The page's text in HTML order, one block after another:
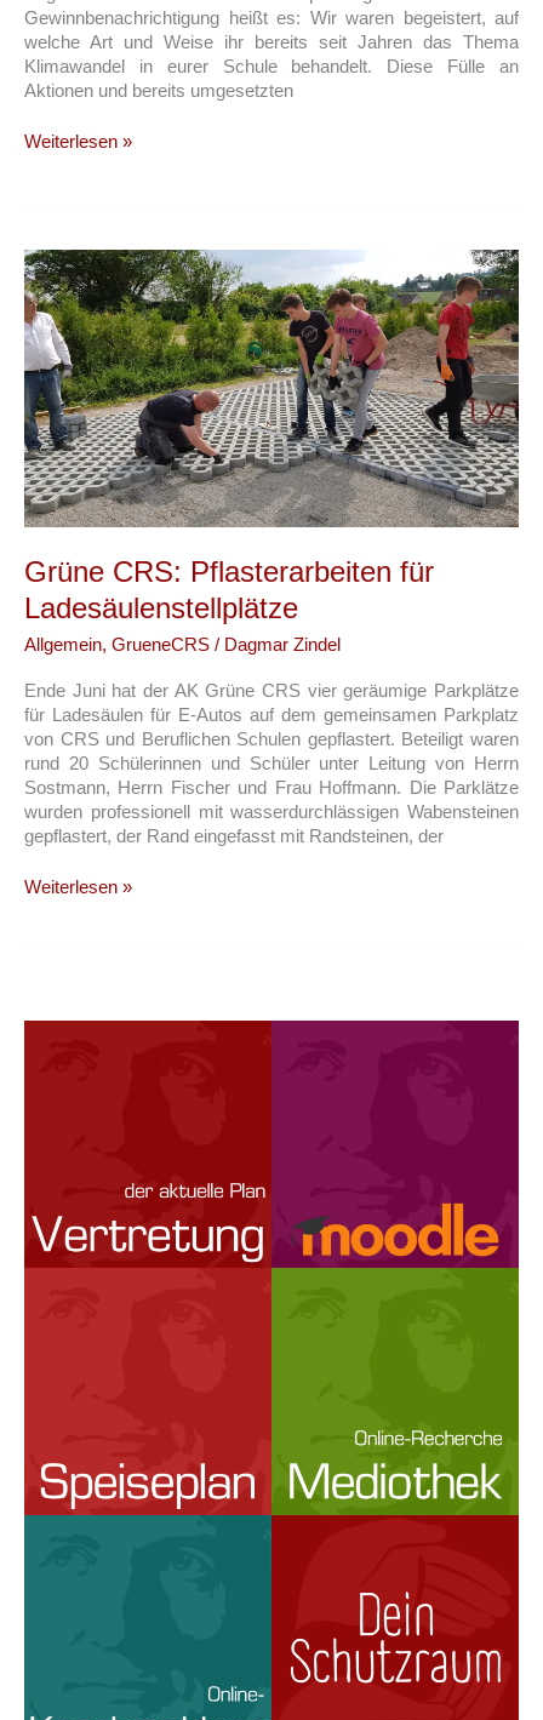
Gewinnbenachrichtigung heißt es: Wir waren begeistert, auf
welche Art und Weise ihr bereits seit Jahren das Thema
Klimawandel in eurer Schule behandelt. Diese Fülle an
Aktionen und bereits umgesetzten
Die
der
sera
Future
Challenge!
Weiterlesen »
Grüne CRS: Pflasterarbeiten für
Ladesäulenstellplätze
Allgemein, GrueneCRS / Dagmar Zindel
Ende Juni hat der AK Grüne CRS vier geräumige Parkplätze
für Ladesäulen für E-Autos auf dem gemeinsamen Parkplatz
von CRS und Beruflichen Schulen gepflastert. Beteiligt waren
rund 20 Schülerinnen und Schüler unter Leitung von Herrn
Sostmann, Herrn Fischer und Frau Hoffmann. Die Parklätze
wurden professionell mit wasserdurchlässigen Wabensteinen
gepflastert, der Rand eingefasst mit Randsteinen, der
Grüne
Weiterlesen »